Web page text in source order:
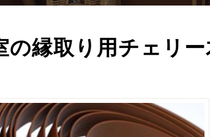
の縁取り用チェリ